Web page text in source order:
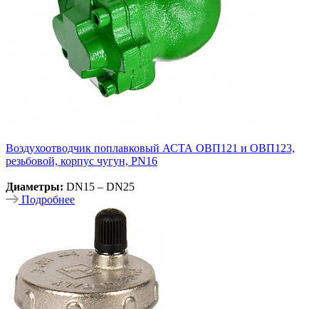
Воздухоотводчик поплавковый АСТА ОВП121 и ОВП123,
резьбовой, корпус чугун, PN16
Диаметры: DN15 – DN25
Подробнее